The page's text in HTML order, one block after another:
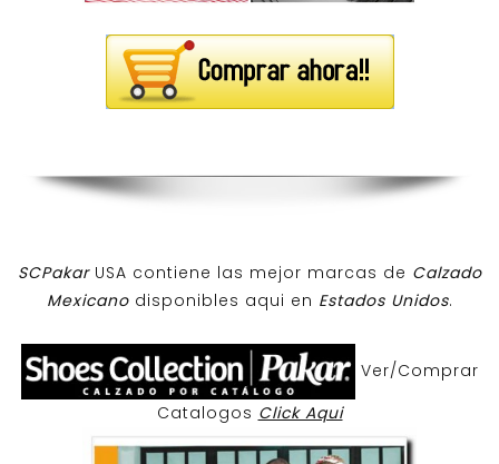
SCPakar USA contiene las mejor marcas de Calzado
Mexicanodisponibles aqui en Estados Unidos.
Ver/Comprar
Catalogos Click Aqui